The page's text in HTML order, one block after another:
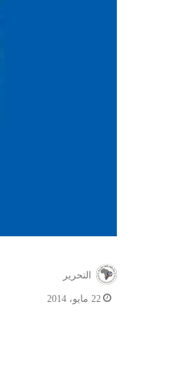
التحرير
22 مايو، 2014